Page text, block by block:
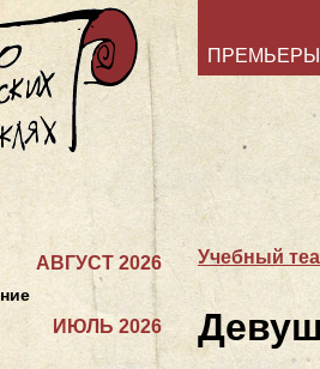
ПРЕМЬЕРЫ
Учебный
АВГУСТ 2026
ИЮЛЬ 2026